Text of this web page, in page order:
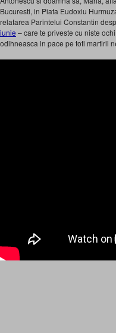
Bucuresti, in Piata Eudoxiu
relatarea Parintelui Constantin
iunie – care te priveste cu niste
odihneasca in pace pe toti martirii